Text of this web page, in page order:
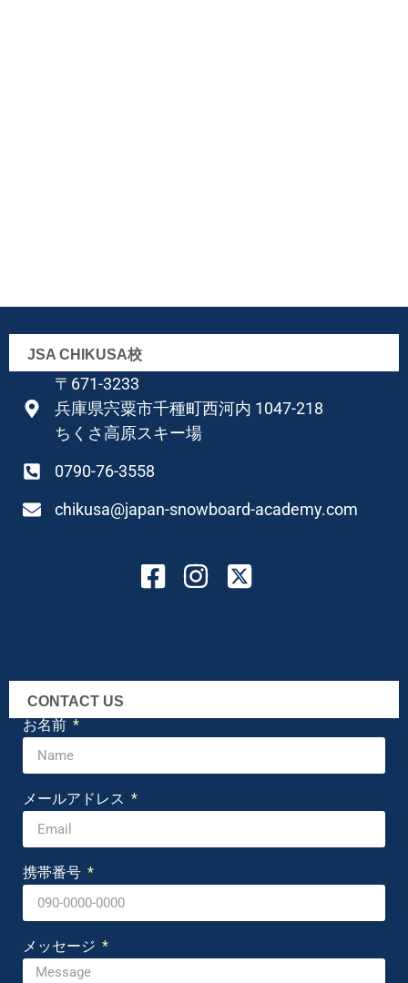
JSA CHIKUSA校
〒671-3233
兵庫県宍粟市千種町西河内 1047-218
ちくさ高原スキー場
0790-76-3558
chikusa@japan-snowboard-academy.com
CONTACT US
お名前
メールアドレス
携帯番号
メッセージ